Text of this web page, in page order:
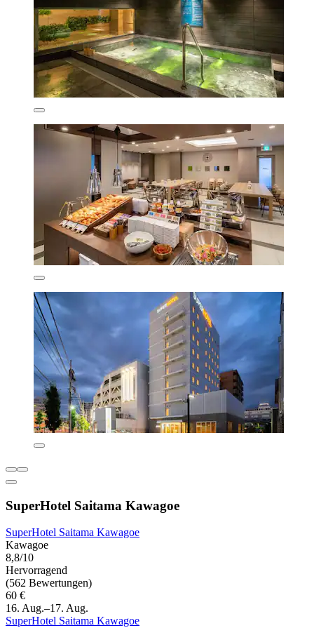
SuperHotel Saitama Kawagoe
SuperHotel Saitama Kawagoe
Kawagoe
8,8/10
Hervorragend
(562 Bewertungen)
60 €
16. Aug.–17. Aug.
SuperHotel Saitama Kawagoe